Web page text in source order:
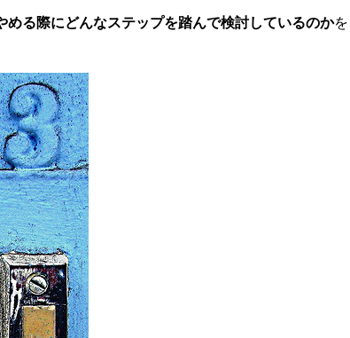
める際にどんなステップを踏んで検討しているのかを